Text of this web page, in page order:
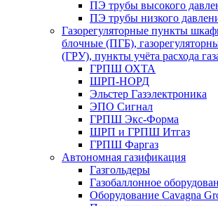
ПЭ трубы высокого
ПЭ трубы низкого
Газорегуляторные пункты
блочные (ПГБ),
(ГРУ), пункты учёта расхода
ГРПШ ОХТА
ШРП-НОРД
Эльстер Газэлектроника
ЭПО Сигнал
ГРПШ Экс-Форма
ШРП и ГРПШ Итгаз
ГРПШ Фаргаз
Автономная газификация
Газгольдеры
Газобаллонное
Оборудование Cavagna